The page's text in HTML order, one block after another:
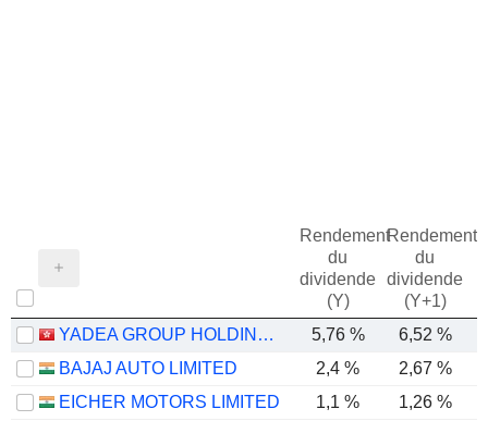
Rendement
du
dividende
(Y)
Rendement
du
dividende
(Y+1)
YADEA GROUP HOLDINGS LTD. 5,76 %
6,52 %
BAJAJ AUTO LIMITED
2,4 %
2,67 %
EICHER MOTORS LIMITED
1,1 % 1,26 %